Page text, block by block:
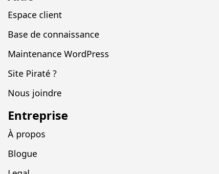
Espace client
Base de connaissance
Maintenance WordPress
Site Piraté ?
Nous joindre
Entreprise
À propos
Blogue